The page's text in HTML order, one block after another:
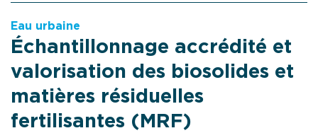
Eau urbaine
Échantillonnage accrédité et
valorisation des biosolides et
matières résiduelles
fertilisantes (MRF)